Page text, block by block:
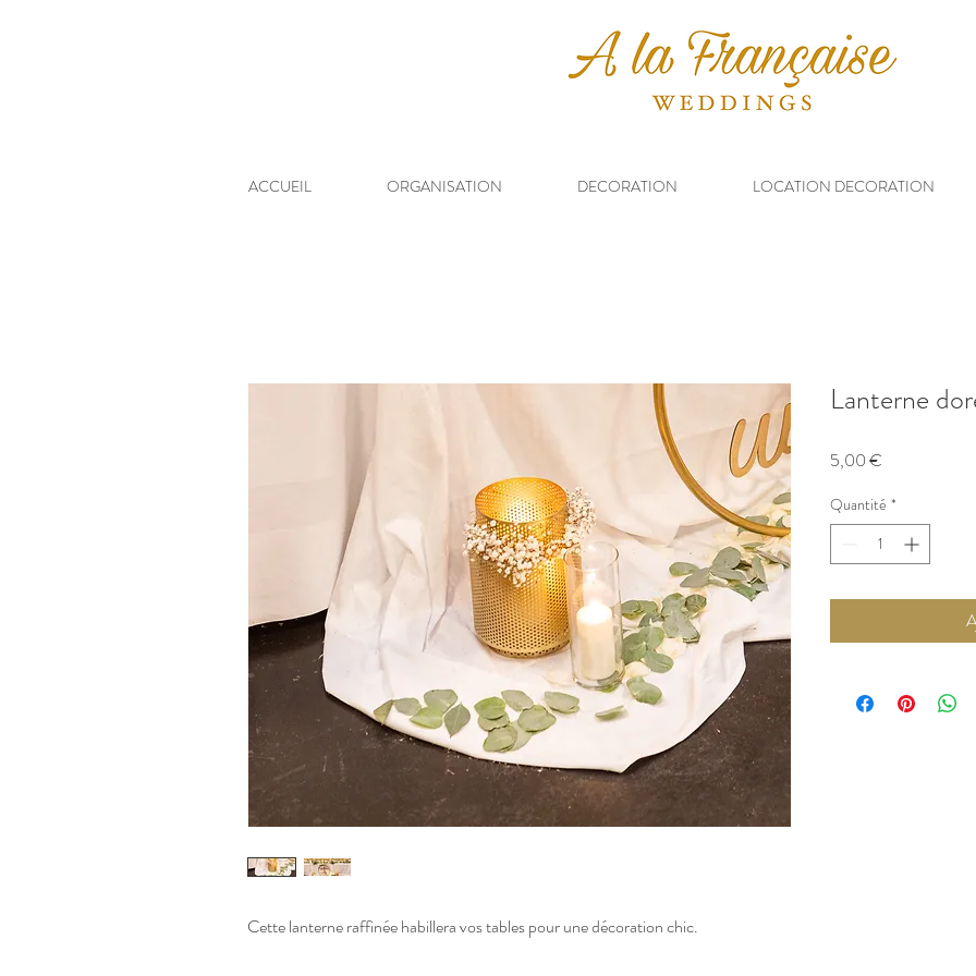
ACCUEIL ORGANISATION DECORATION LOCATION DECORATION
Cette lanterne raffinée habillera vos tables pour une décoration chic.
Lanterne
5,00 €
Quantité *